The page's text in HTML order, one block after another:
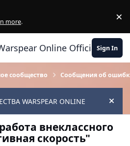
more. ×
Online Official Forum
Sign In
сообщество Сообщения об
WARSPEAR ONLINE Hide
внеклассного
скорость"